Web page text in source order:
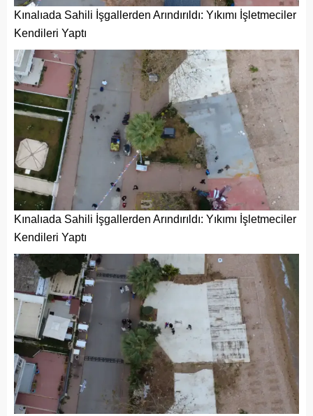
Kınalıada Sahili İşgallerden Arındırıldı: Yıkımı İşletmeciler
Kendileri Yaptı
Kınalıada Sahili İşgallerden Arındırıldı: Yıkımı İşletmeciler
Kendileri Yaptı